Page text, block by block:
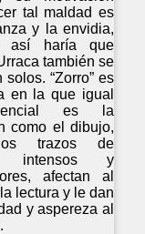
tal maldad es
y la envidia,
así haría que
también se
solos. “Zorro” es
en la que igual
es la
como el dibujo,
trazos de
intensos y
afectan al
lectura y le dan
y aspereza al